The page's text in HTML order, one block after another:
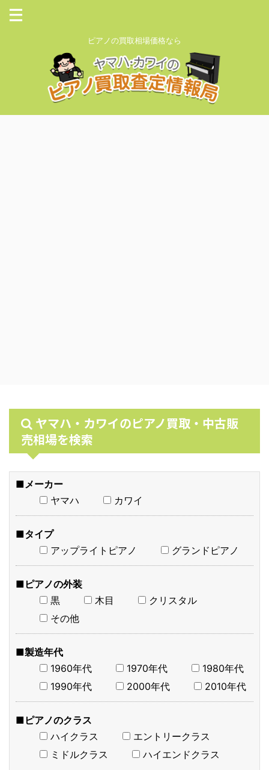
ピアノの買取相場価格なら
ヤマハ・カワイのピアノ買取・中古販
売相場を検索
■メーカー
ヤマハ
カワイ
■タイプ
アップライトピアノ
グランドピアノ
■ピアノの外装
黒
木目
クリスタル
その他
■製造年代
1960年代
1970年代
1980年代
1990年代
2000年代 2010年代
■ピアノのクラス
ハイクラス
エントリークラス
ミドルクラス
ハイエンドクラス